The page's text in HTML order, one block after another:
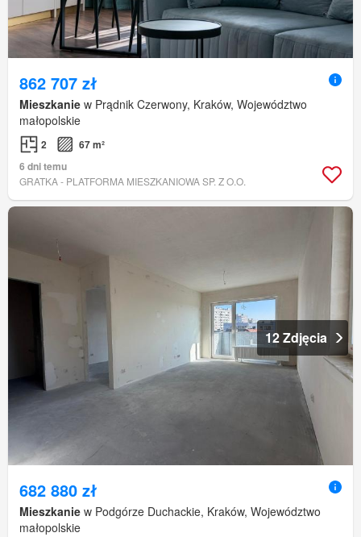
862 707 zł
Mieszkanie w Prądnik Czerwony, Kraków, Województwo
małopolskie
2
67 m²
6 dni temu
GRATKA - PLATFORMA MIESZKANIOWA SP. Z O.O.
12 Zdjęcia
682 880 zł
Mieszkanie w Podgórze Duchackie, Kraków, Województwo
małopolskie